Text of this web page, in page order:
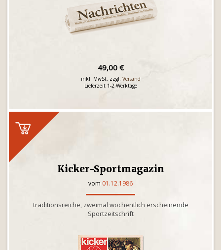
49,00 €
inkl. MwSt. zzgl. Versand
Lieferzeit 1-2 Werktage
Kicker-Sportmagazin
vom 01.12.1986
traditionsreiche, zweimal wöchentlich erscheinende
Sportzeitschrift